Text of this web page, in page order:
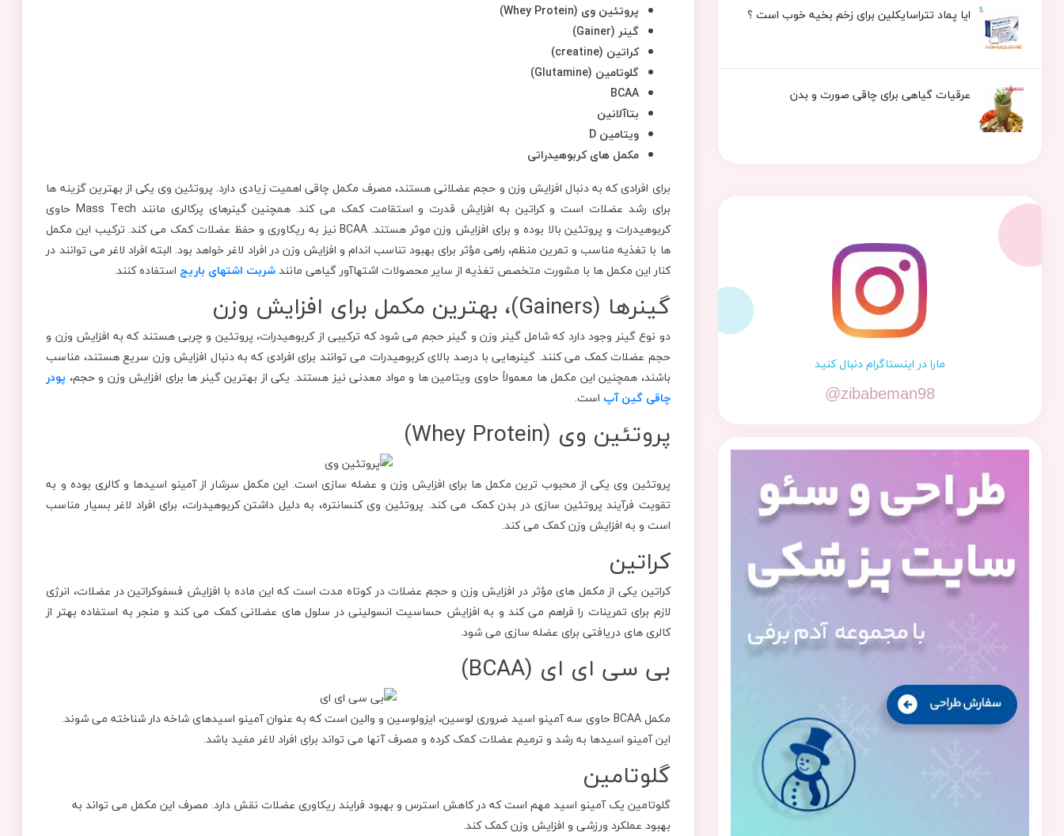
ایا پماد تتراسایکلین برای زخم بخیه خوب است ؟
عرقیات گیاهی برای چاقی صورت و بدن
مارا در اینستاگرام دنبال کنید
@zibabeman98
پروتئین وی (Whey Protein)
گینر (Gainer)
کراتین (creatine)
گلوتامین (Glutamine)
BCAA
بتاآلانین
ویتامین D
مکمل های کربوهیدراتی
برای افرادی که به دنبال افزایش وزن و حجم عضلانی هستند، مصرف مکمل چاقی اهمیت زیادی دارد. پروتئین وی یکی از بهترین گزینه‌ ها
برای رشد عضلات است و کراتین به افزایش قدرت و استقامت کمک می‌ کند. همچنین گینرهای پرکالری مانند Mass Tech حاوی
کربوهیدرات و پروتئین بالا بوده و برای افزایش وزن موثر هستند. BCAA نیز به ریکاوری و حفظ عضلات کمک می ‌کند. ترکیب این مکمل
‌ها با تغذیه مناسب و تمرین منظم، راهی مؤثر برای بهبود تناسب اندام و افزایش وزن در افراد لاغر خواهد بود. البته افراد لاغر می توانند در
کنار این مکمل ها با مشورت متخصص تغذیه از سایر محصولات اشتهاآور گیاهی مانندشربت اشتهای باریج استفاده کنند.
گینرها (Gainers)، بهترین مکمل برای افزایش وزن
دو نوع گینر وجود دارد که شامل گینر وزن و گینر حجم می شود که ترکیبی از کربوهیدرات، پروتئین و چربی هستند که به افزایش وزن و
حجم عضلات کمک می ‌کنند. گینرهایی با درصد بالای کربوهیدرات می ‌توانند برای افرادی که به دنبال افزایش وزن سریع هستند، مناسب
باشند، همچنین این مکمل‌ ها معمولاً حاوی ویتامین ‌ها و مواد معدنی نیز هستند. یکی از بهترین گینر ها برای افزایش وزن و حجم، پودر
چاقی گین آپ است.
پروتئین وی (Whey Protein)
پروتئین وی یکی از محبوب ‌ترین مکمل‌ ها برای افزایش وزن و عضله ‌سازی است. این مکمل سرشار از آمینو اسیدها و کالری بوده و به
تقویت فرآیند پروتئین‌ سازی در بدن کمک می‌ کند. پروتئین وی کنسانتره، به دلیل داشتن کربوهیدرات، برای افراد لاغر بسیار مناسب
است و به افزایش وزن کمک می‌ کند.
کراتین
کراتین یکی از مکمل‌ های مؤثر در افزایش وزن و حجم عضلات در کوتاه‌ مدت است که این ماده با افزایش فسفوکراتین در عضلات، انرژی
لازم برای تمرینات را فراهم می ‌کند و به افزایش حساسیت انسولینی در سلول‌ های عضلانی کمک می ‌کند و منجر به استفاده بهتر از
کالری ‌های دریافتی برای عضله‌ سازی می ‌شود.
بی ‌سی ‌ای ‌ای (BCAA)
مکمل BCAA حاوی سه آمینو اسید ضروری لوسین، ایزولوسین و والین است که به عنوان آمینو اسیدهای شاخه ‌دار شناخته می ‌شوند.
این آمینو اسیدها به رشد و ترمیم عضلات کمک کرده و مصرف آنها می‌ تواند برای افراد لاغر مفید باشد.
گلوتامین
گلوتامین یک آمینو اسید مهم است که در کاهش استرس و بهبود فرایند ریکاوری عضلات نقش دارد. مصرف این مکمل می ‌تواند به
بهبود عملکرد ورزشی و افزایش وزن کمک کند.